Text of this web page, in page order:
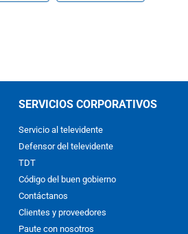
SERVICIOS CORPORATIVOS
Servicio al televidente
Defensor del televidente
TDT
Código del buen gobierno
Contáctanos
Clientes y proveedores
Paute con nosotros